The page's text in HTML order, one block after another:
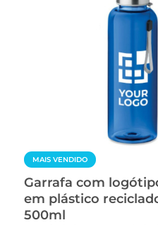
MAIS VENDIDO
Garrafa com
em plástico
500ml